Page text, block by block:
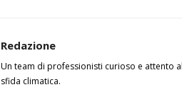
Redazione
Un team di professionisti curioso e attento
sfida climatica.